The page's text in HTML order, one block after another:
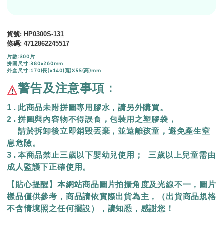
貨號: HP0300S-131
條碼:4712862245517
片數:300片
拼圖尺寸:380x260mm
外盒尺寸:170(長)x140(寬)X55(高)mm
警告及注意事項：
1.此商品未附拼圖專用膠水，請另外購買。
2.拼圖與內容物不得誤食，包裝用之塑膠袋，
  請於拆卸後立即銷毀丟棄，
並遠離孩童，避免產生窒
息危險。
3.本商品禁止三歲以下嬰幼兒使用； 三歲以上兒童需由
成人監護下正確使用。
【貼心提醒】本網站商品圖片拍攝角度及光線不一，圖片
樣品僅供參考，商品請依實際出貨為主，（出貨商品規格
不含情境照之任何擺設），請知悉，感謝您！